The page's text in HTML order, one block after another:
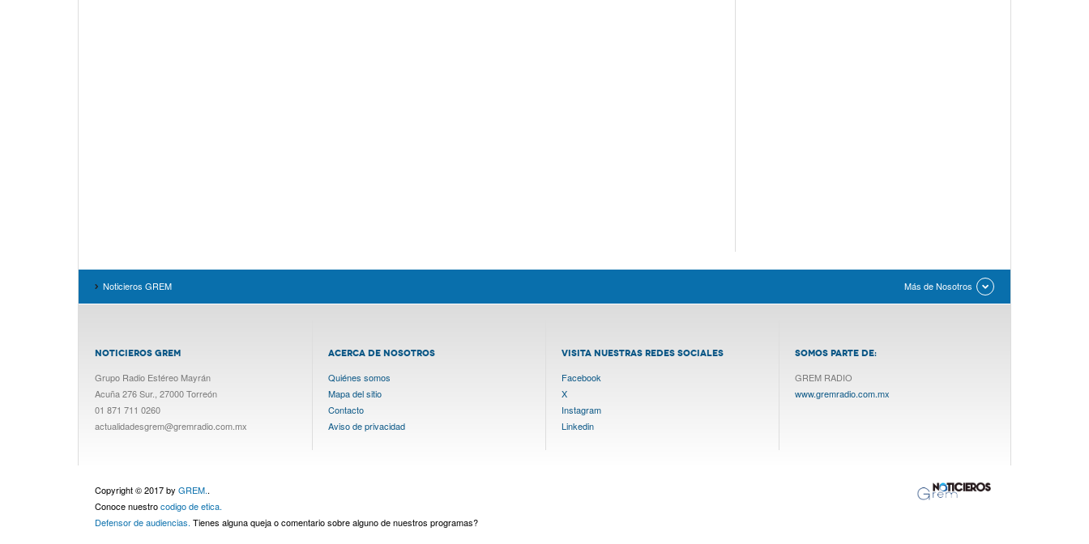
Noticieros GREM Más de Nosotros
NOTICIEROS GREM
Grupo Radio Estéreo Mayrán
Acuña 276 Sur., 27000 Torreón
01 871 711 0260
actualidadesgrem@gremradio.com.mx
ACERCA DE NOSOTROS
Quiénes somos
Mapa del sitio
Contacto
Aviso de privacidad
VISITA NUESTRAS REDES SOCIALES
Facebook
X
Instagram
Linkedin
SOMOS PARTE DE:
GREM RADIO
www.gremradio.com.mx
Copyright © 2017 by GREM..
Conoce nuestrocodigo de etica.
Defensor de audiencias. Tienes alguna queja o comentario sobre alguno de nuestros programas?